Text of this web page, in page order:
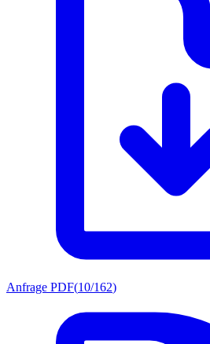
Anfrage PDF(10/162)